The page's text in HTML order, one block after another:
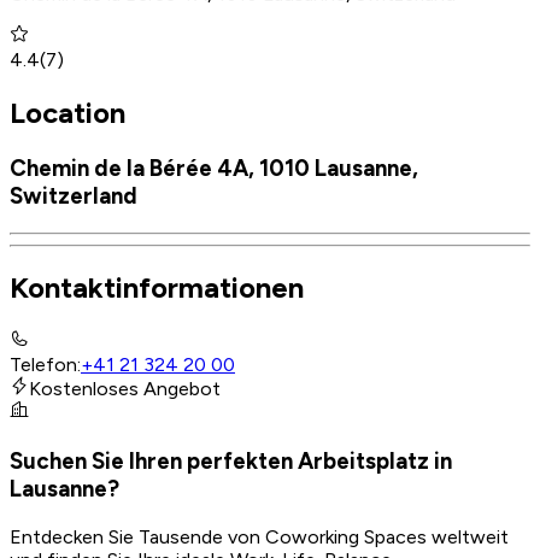
4.4(7)
Location
Chemin de la Bérée 4A, 1010 Lausanne,
Switzerland
Kontaktinformationen
Telefon:+41 21 324 20 00
Kostenloses Angebot
Suchen Sie Ihren perfekten Arbeitsplatz in
Lausanne?
Entdecken Sie Tausende von Coworking Spaces weltweit